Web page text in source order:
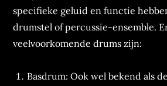
specifieke geluid en functie
drumstel of percussie-ensemble.
veelvoorkomende drums zijn:
Basdrum: Ook wel bekend als